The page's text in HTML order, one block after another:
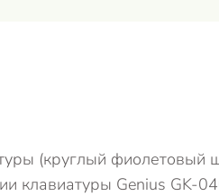
(круглый
клавиатуры Genius